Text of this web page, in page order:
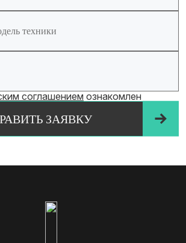
техники
соглашением ознакомлен
ЗАЯВКУ